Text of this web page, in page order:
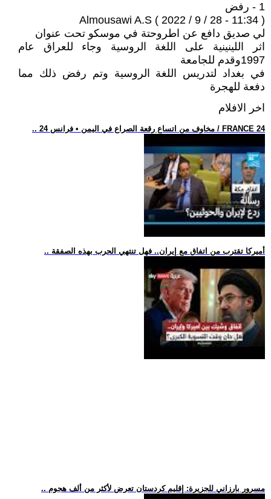
1 - رفض
Almousawi A.S ( 2022 / 9 / 28 - 11:34 )
لي صديق دافع عن اطروحتة في موسكو تحت عنوان
اثر اللينينية على اللغة الروسية وجاء للعراق عام
1997وقدم للجامعة
في بغداد لتدريس اللغة الروسية وتم رفض ذلك مما
دفعة للهجرة
اخر الافلام
.. مخاوف من اتساع رقعة الصراع في اليمن • فرانس 24 / FRANCE 24
.. أميركا تقترب من اتفاق مع إيران.. فهل تنتهي الحرب بهذه الصفقة
.. مسرور بارزاني للجزيرة: إقليم كردستان تعرض لأكثر من ألف هجوم